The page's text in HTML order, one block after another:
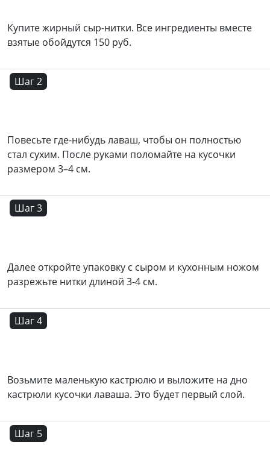
Купите жирный сыр-нитки. Все ингредиенты вместе
взятые обойдутся 150 руб.
Шаг 2
Повесьте где-нибудь лаваш, чтобы он полностью
стал сухим. После руками поломайте на кусочки
размером 3–4 см.
Шаг 3
Далее откройте упаковку с сыром и кухонным ножом
разрежьте нитки длиной 3-4 см.
Шаг 4
Возьмите маленькую кастрюлю и выложите на дно
кастрюли кусочки лаваша. Это будет первый слой.
Шаг 5